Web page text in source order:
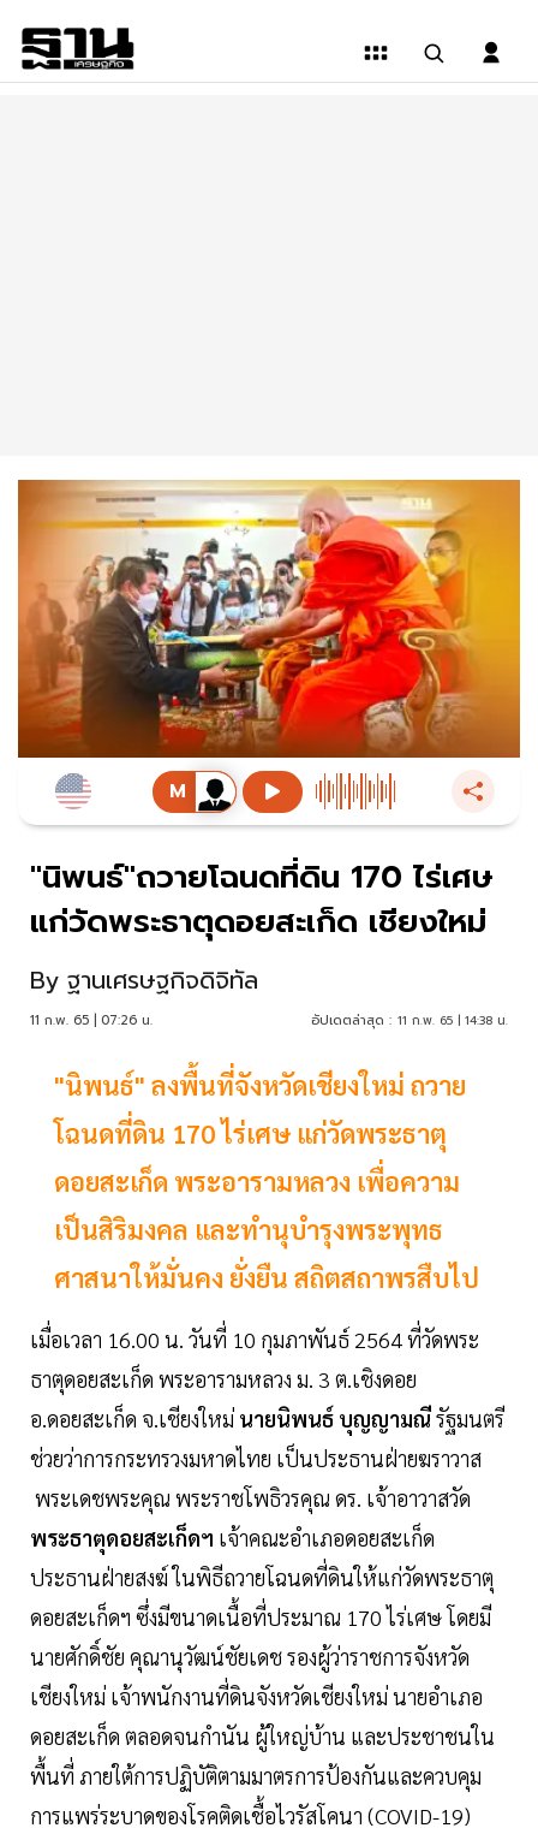
"นิพนธ์"ถวายโฉนดที่ดิน 170 ไร่เศษ
แก่วัดพระธาตุดอยสะเก็ด เชียงใหม่
By ฐานเศรษฐกิจดิจิทัล
11 ก.พ. 65 | 07:26 น. อัปเดตล่าสุด : 11 ก.พ. 65 | 14:38 น.
"นิพนธ์" ลงพื้นที่จังหวัดเชียงใหม่ ถวาย
โฉนดที่ดิน 170 ไร่เศษ แก่วัดพระธาตุ
ดอยสะเก็ด พระอารามหลวง เพื่อความ
เป็นสิริมงคล และทำนุบำรุงพระพุทธ
ศาสนาให้มั่นคง ยั่งยืน สถิตสถาพรสืบไป
เมื่อเวลา 16.00 น. วันที่ 10 กุมภาพันธ์ 2564 ที่วัดพระ
ธาตุดอยสะเก็ด พระอารามหลวง ม. 3 ต.เชิงดอย
อ.ดอยสะเก็ด จ.เชียงใหม่ นายนิพนธ์ บุญญามณีรัฐมนตรี
ช่วยว่าการกระทรวงมหาดไทย เป็นประธานฝ่ายฆราวาส
พระเดชพระคุณ พระราชโพธิวรคุณ ดร. เจ้าอาวาสวัด
พระธาตุดอยสะเก็ดฯ เจ้าคณะอำเภอดอยสะเก็ด
ประธานฝ่ายสงฆ์ ในพิธีถวายโฉนดที่ดินให้แก่วัดพระธาตุ
ดอยสะเก็ดฯ ซึ่งมีขนาดเนื้อที่ประมาณ 170 ไร่เศษ โดยมี
นายศักดิ์ชัย คุณานุวัฒน์ชัยเดช รองผู้ว่าราชการจังหวัด
เชียงใหม่ เจ้าพนักงานที่ดินจังหวัดเชียงใหม่ นายอำเภอ
ดอยสะเก็ด ตลอดจนกำนัน ผู้ใหญ่บ้าน และประชาชนใน
พื้นที่ ภายใต้การปฏิบัติตามมาตรการป้องกันและควบคุม
การแพร่ระบาดของโรคติดเชื้อไวรัสโคนา (COVID-19)